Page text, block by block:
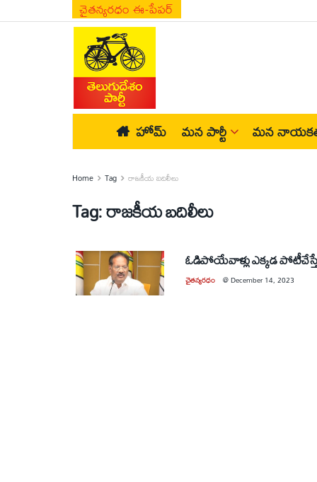
చైతన్యరధం ఈ-పేపర్
హోమ్ మన పార్టీ మన
Home Tag రాజకీయ బదిలీలు
Tag:రాజకీయ బదిలీలు
ఓడిపోయేవాళ్లు ఎక్కడ
చైతన్యరధం @December 14, 2023